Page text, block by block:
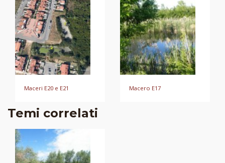
Maceri E20 e E21 Macero E17
Temi correlati